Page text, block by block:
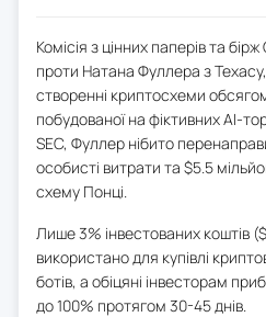
Комісія з цінних паперів та
проти Натана Фуллера з
створенні криптосхеми
побудованої на фіктивних AI-
SEC, Фуллер нібито
особисті витрати та $5.5
схему Понці.
Лише 3% інвестованих коштів
використано для купівлі
ботів, а обіцяні інвесторам
до 100% протягом 30-45 днів.